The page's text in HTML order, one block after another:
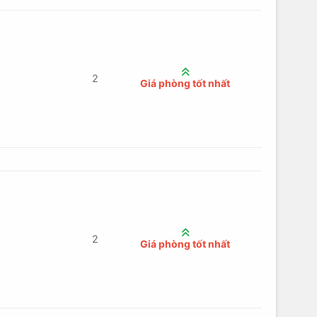
2 Giá phòng tốt nhất
2 Giá phòng tốt nhất